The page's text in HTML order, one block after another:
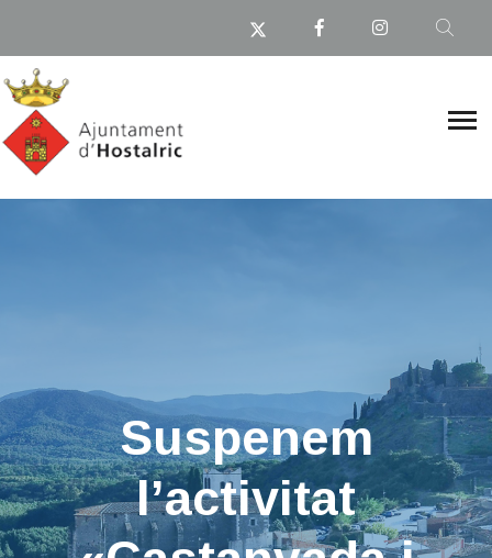
Suspenem
l’activitat